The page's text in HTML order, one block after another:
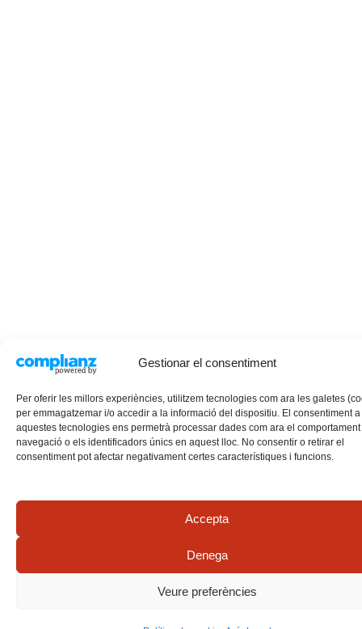
Gestionar el consentiment
Per oferir les millors experiències, utilitzem tecnologies com ara les galetes
per emmagatzemar i/o accedir a la informació del dispositiu. El consentiment a
aquestes tecnologies ens permetrà processar dades com ara el
navegació o els identificadors únics en aquest lloc. No consentir o retirar el
consentiment pot afectar negativament certes característiques i funcions.
Accepta
Denega
Veure preferències